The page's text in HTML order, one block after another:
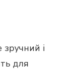
зручний і
для